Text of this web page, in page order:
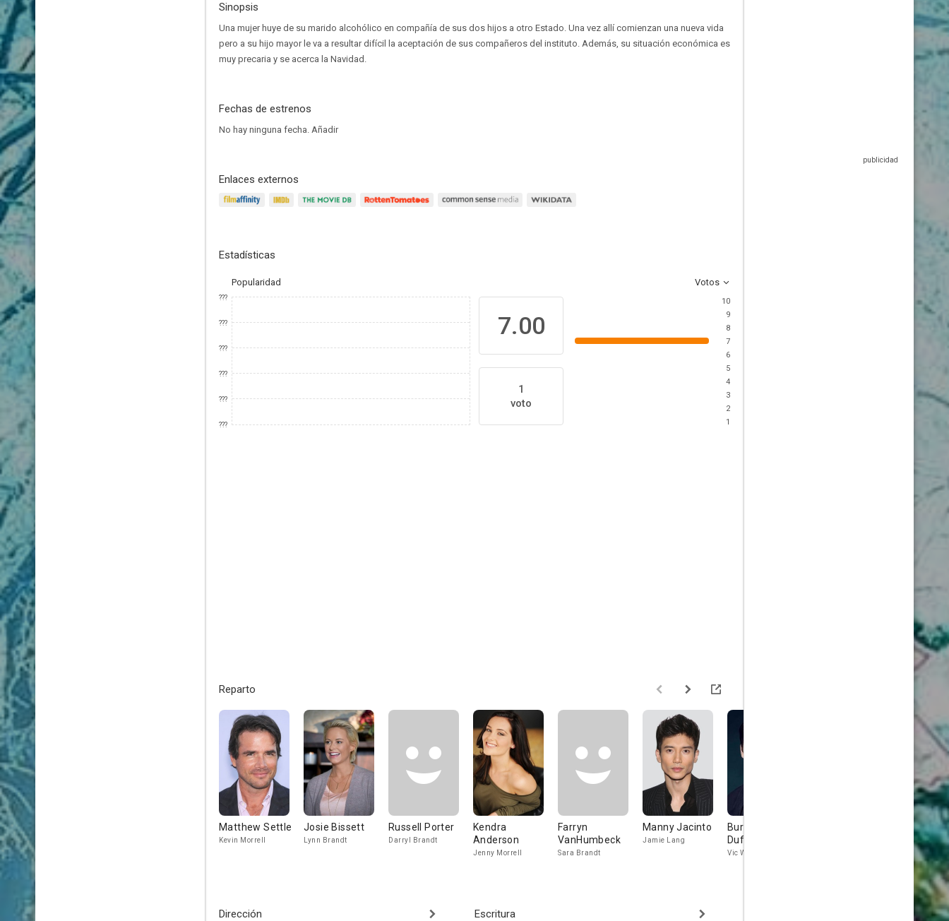
Sinopsis
Una mujer huye de su marido alcohólico en compañía de sus dos hijos a otro Estado. Una vez allí comienzan una nueva vida
pero a su hijo mayor le va a resultar difícil la aceptación de sus compañeros del instituto. Además, su situación económica es
muy precaria y se acerca la Navidad.
Fechas de estrenos
No hay ninguna fecha. Añadir
Enlaces externos
Estadísticas
Popularidad Votos
???
???
???
???
???
???
7.00
1
voto
10
9
8
7
6
5
4
3
2
1
Reparto
Matthew Settle
Kevin Morrell
Josie Bissett
Lynn Brandt
Russell Porter
Darryl Brandt
Kendra
Anderson
Jenny Morrell
Farryn
VanHumbeck
Sara Brandt
Manny Jacinto
Jamie Lang
Burkely
Duffield
Vic West
Rustin
Thomas
Dirección
Escritura